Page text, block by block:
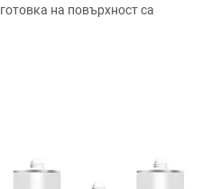
на повърхност са